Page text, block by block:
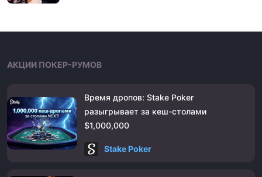
АКЦИИ ПОКЕР-РУМОВ
Время дропов: Stake Poker
разыгрывает за кеш-столами
$1,000,000
Stake Poker